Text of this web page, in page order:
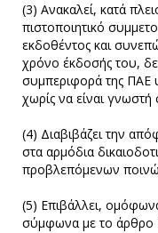
(3) Ανακαλεί, κατά
πιστοποιητικό
εκδοθέντος και
χρόνο έκδοσής του,
συμπεριφορά της ΠΑΕ
χωρίς να είναι γνωστή
(4) Διαβιβάζει την
στα αρμόδια
προβλεπόμενων
(5) Επιβάλλει,
σύμφωνα με το άρθρο